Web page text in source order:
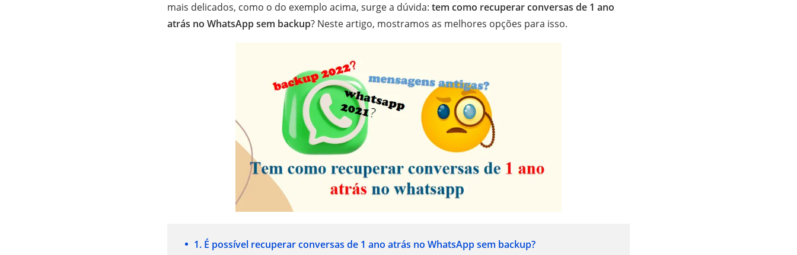
mais delicados, como o do exemplo acima, surge a dúvida: tem como recuperar conversas de 1 ano
atrás no WhatsApp sem backup? Neste artigo, mostramos as melhores opções para isso.
1. É possível recuperar conversas de 1 ano atrás no WhatsApp sem backup?